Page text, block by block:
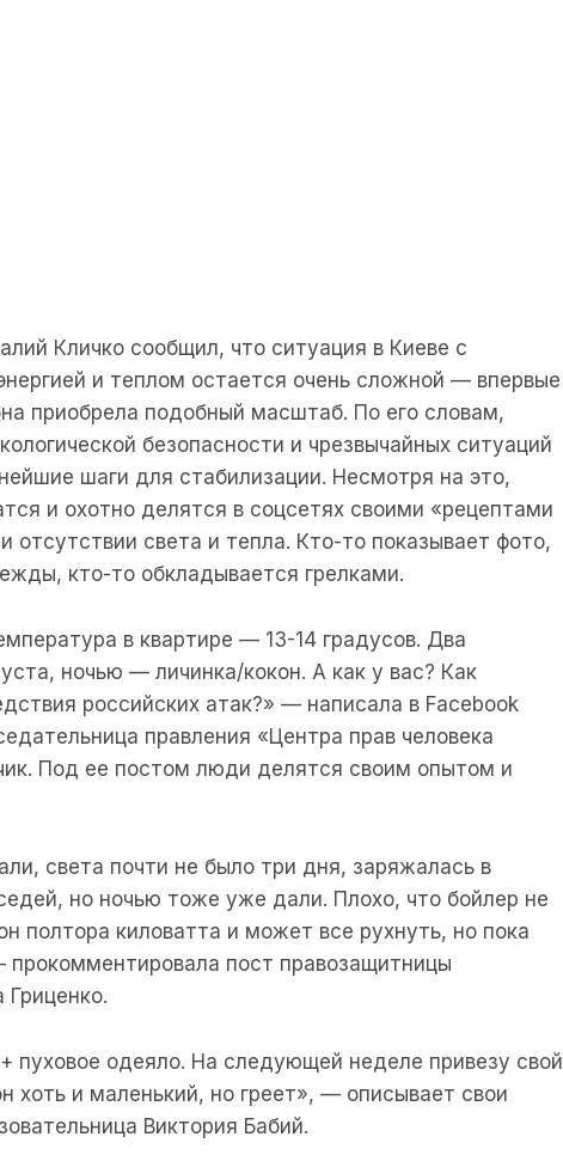
Кличко сообщил, что ситуация в Киеве с
и теплом остается очень сложной — впервые
приобрела подобный масштаб. По его словам,
безопасности и чрезвычайных ситуаций
шаги для стабилизации. Несмотря на это,
и охотно делятся в соцсетях своими «рецептами
отсутствии света и тепла. Кто-то показывает фото,
кто-то обкладывается грелками.
в квартире — 13-14 градусов. Два
ночью — личинка/кокон. А как у вас? Как
российских атак?» — написала в Facebook
правления «Центра прав человека
Под ее постом люди делятся своим опытом и
света почти не было три дня, заряжалась в
но ночью тоже уже дали. Плохо, что бойлер не
полтора киловатта и может все рухнуть, но пока
пост правозащитницы
Гриценко.
пуховое одеяло. На следующей неделе привезу свой
хоть и маленький, но греет», — описывает свои
Виктория Бабий.